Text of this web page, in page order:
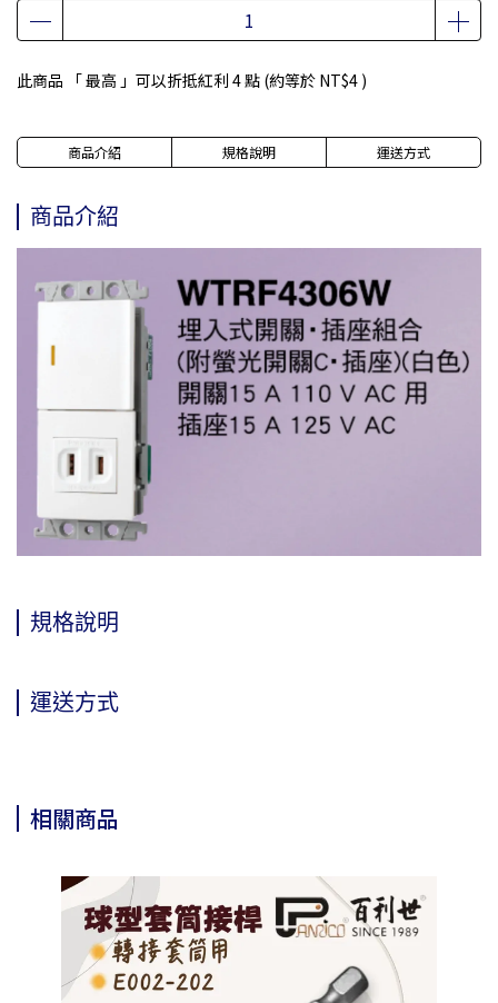
此商品 「 最高 」可以折抵紅利 4點 (約等於 NT$4 )
商品介紹 規格說明 運送方式
商品介紹
規格說明
運送方式
相關商品